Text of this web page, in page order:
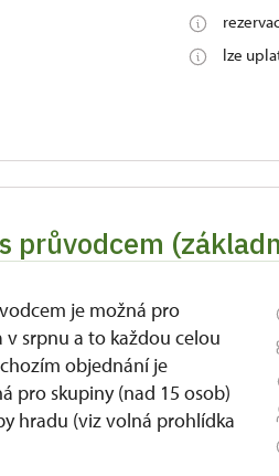
lze
průvodcem
je možná pro
srpnu a to každou celou
objednání je
pro skupiny (nad 15 osob)
hradu (viz volná prohlídka